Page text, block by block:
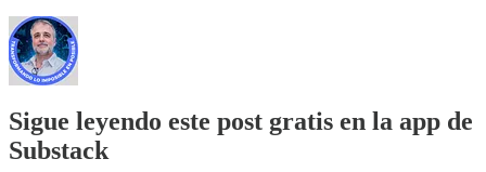
Sigue leyendo este post gratis en la app de
Substack